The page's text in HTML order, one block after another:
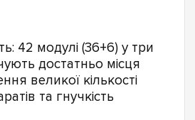
42 модулі (36+6) у три
достатньо місця
великої кількості
та гнучкість